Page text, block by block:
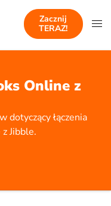
Zacznij
TERAZ!
Online z
dotyczący łączenia
Jibble.